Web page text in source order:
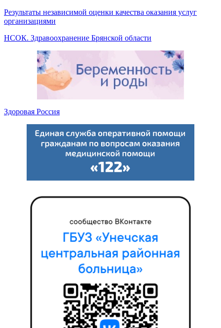
Результаты независимой оценки качества оказания услуг
организациями
НСОК. Здравоохранение Брянской области
Здоровая Россия